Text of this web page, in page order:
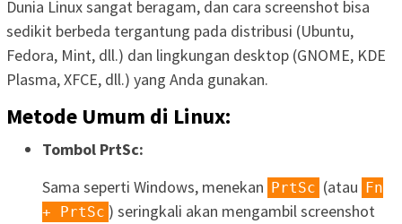
Dunia Linux sangat beragam, dan cara screenshot bisa
sedikit berbeda tergantung pada distribusi (Ubuntu,
Fedora, Mint, dll.) dan lingkungan desktop (GNOME, KDE
Plasma, XFCE, dll.) yang Anda gunakan.
Metode Umum di Linux:
Tombol PrtSc:
Sama seperti Windows, menekan
PrtSc (atau
Fn
+ PrtSc ) seringkali akan mengambil screenshot